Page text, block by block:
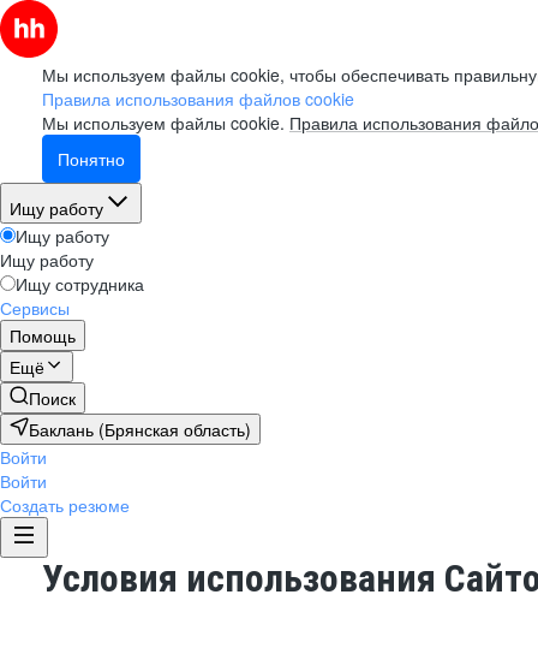
Мы используем файлы cookie, чтобы обеспечивать
Правила использования файлов cookie
Мы используем файлы cookie. Правила использования
Понятно
Ищу работу
Ищу работу
Ищу работу
Ищу сотрудника
Сервисы
Помощь
Ещё
Поиск
Баклань (Брянская область)
Войти
Войти
Создать резюме
Условия использования